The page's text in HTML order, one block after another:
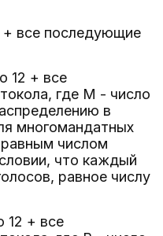
+ все последующие
12 + все
где M - число
в
многомандатных
равным числом
что каждый
равное числу
12 + все